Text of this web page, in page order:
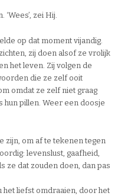
zei Hij.
op dat moment vijandig.
zij doen alsof ze vrolijk
het leven. Zij volgen de
die ze zelf ooit
omdat ze zelf niet graag
hun pillen. Weer een doosje
zijn, om af te tekenen tegen
levenslust, gaafheid,
ze dat zouden doen, dan pas
het liefst omdraaien, door het